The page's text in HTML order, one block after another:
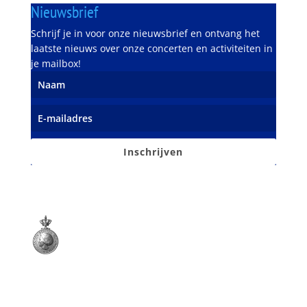
Nieuwsbrief
Schrijf je in voor onze nieuwsbrief en ontvang het
laatste nieuws over onze concerten en activiteiten in
je mailbox!
Inschrijven